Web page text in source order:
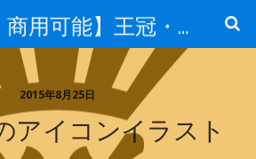
【無料・商用可能】王冠・クラウン素材
2015年8月25日
アイコンイラスト